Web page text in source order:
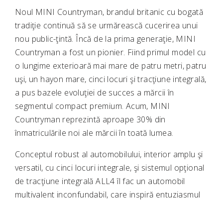
Noul MINI Countryman, brandul britanic cu bogată
tradiţie continuă să se urmărească cucerirea unui
nou public-ţintă. Încă de la prima generaţie, MINI
Countryman a fost un pionier. Fiind primul model cu
o lungime exterioară mai mare de patru metri, patru
uşi, un hayon mare, cinci locuri şi tracţiune integrală,
a pus bazele evoluţiei de succes a mărcii în
segmentul compact premium. Acum, MINI
Countryman reprezintă aproape 30% din
înmatriculările noi ale mărcii în toată lumea.
Conceptul robust al automobilului, interior amplu şi
versatil, cu cinci locuri integrale, şi sistemul opţional
de tracţiune integrală ALL4 îl fac un automobil
multivalent inconfundabil, care inspiră entuziasmul